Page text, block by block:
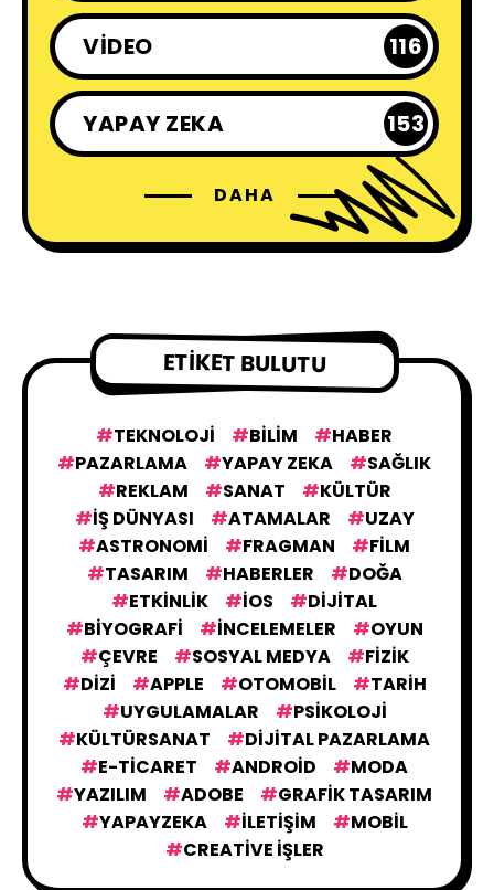
VIDEO 116
YAPAY ZEKA 153
DAHA
ETIKET BULUTU
TEKNOLOJI BILIM
HABER
PAZARLAMA
YAPAY ZEKA
SAĞLIK
REKLAM
SANAT
KÜLTÜR
IŞ DÜNYASI
ATAMALAR
UZAY
ASTRONOMI
FRAGMAN
FILM
TASARIM
HABERLER
DOĞA
ETKINLIK
IOS
DIJITAL
BIYOGRAFI
İNCELEMELER
OYUN
ÇEVRE
SOSYAL MEDYA
FIZIK
DIZI
APPLE OTOMOBIL
TARIH
UYGULAMALAR
PSIKOLOJI
KÜLTÜRSANAT
DIJITAL PAZARLAMA
E-TICARET
ANDROID
MODA
YAZILIM
ADOBE
GRAFIK TASARIM
YAPAYZEKA
İLETIŞIM
MOBIL
CREATIVE İŞLER